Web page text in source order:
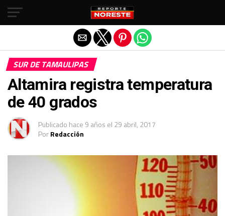
SUR DE TAMAULIPAS
Altamira registra temperatura
de 40 grados
Publicado hace 9 años el 29 abril, 2017
PorRedacción
Salir de la versión móvil